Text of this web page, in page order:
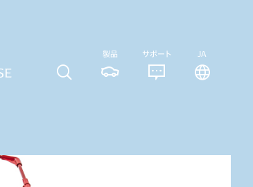
製品 サポート JA